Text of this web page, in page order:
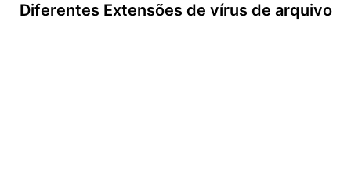
Diferentes Extensões de vírus de arquivo